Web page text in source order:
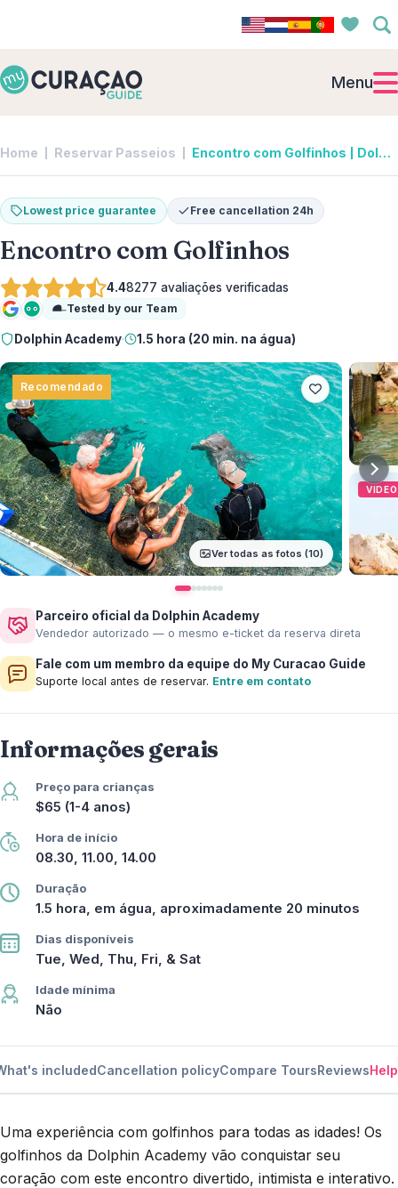
Menu
Home Reservar Passeios Encontro com Golfinhos | Dolphin Academy
Lowest price guarantee Free cancellation 24h
Encontro com Golfinhos
4.48277 avaliações verificadas
GoogleTripadvisor
Tested by our Team
Dolphin Academy· 1.5 hora (20 min. na água)
Recomendado
Ver todas as fotos (10)
VIDEO
Parceiro oficial da Dolphin Academy
Vendedor autorizado — o mesmo e-ticket da reserva direta
Fale com um membro da equipe do My Curacao Guide
Suporte local antes de reservar. Entre em contato
Informações gerais
Preço para crianças
$65 (1-4 anos)
Hora de início
08.30, 11.00, 14.00
Duração
1.5 hora, em água, aproximadamente 20 minutos
Dias disponíveis
Tue, Wed, Thu, Fri, & Sat
Idade mínima
Não
includedCancellation policyCompare ToursReviewsHelp
Uma experiência com golfinhos para todas as idades! Os
golfinhos da Dolphin Academy vão conquistar seu
coração com este encontro divertido, intimista e interativo.